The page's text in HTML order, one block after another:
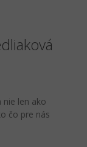
nie len ako
čo pre nás